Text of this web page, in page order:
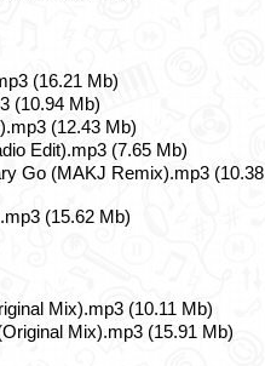
(16.21 Mb)
(10.94 Mb)
(12.43 Mb)
Edit).mp3 (7.65 Mb)
Go (MAKJ Remix).mp3 (10.38
(15.62 Mb)
Mix).mp3 (10.11 Mb)
Mix).mp3 (15.91 Mb)